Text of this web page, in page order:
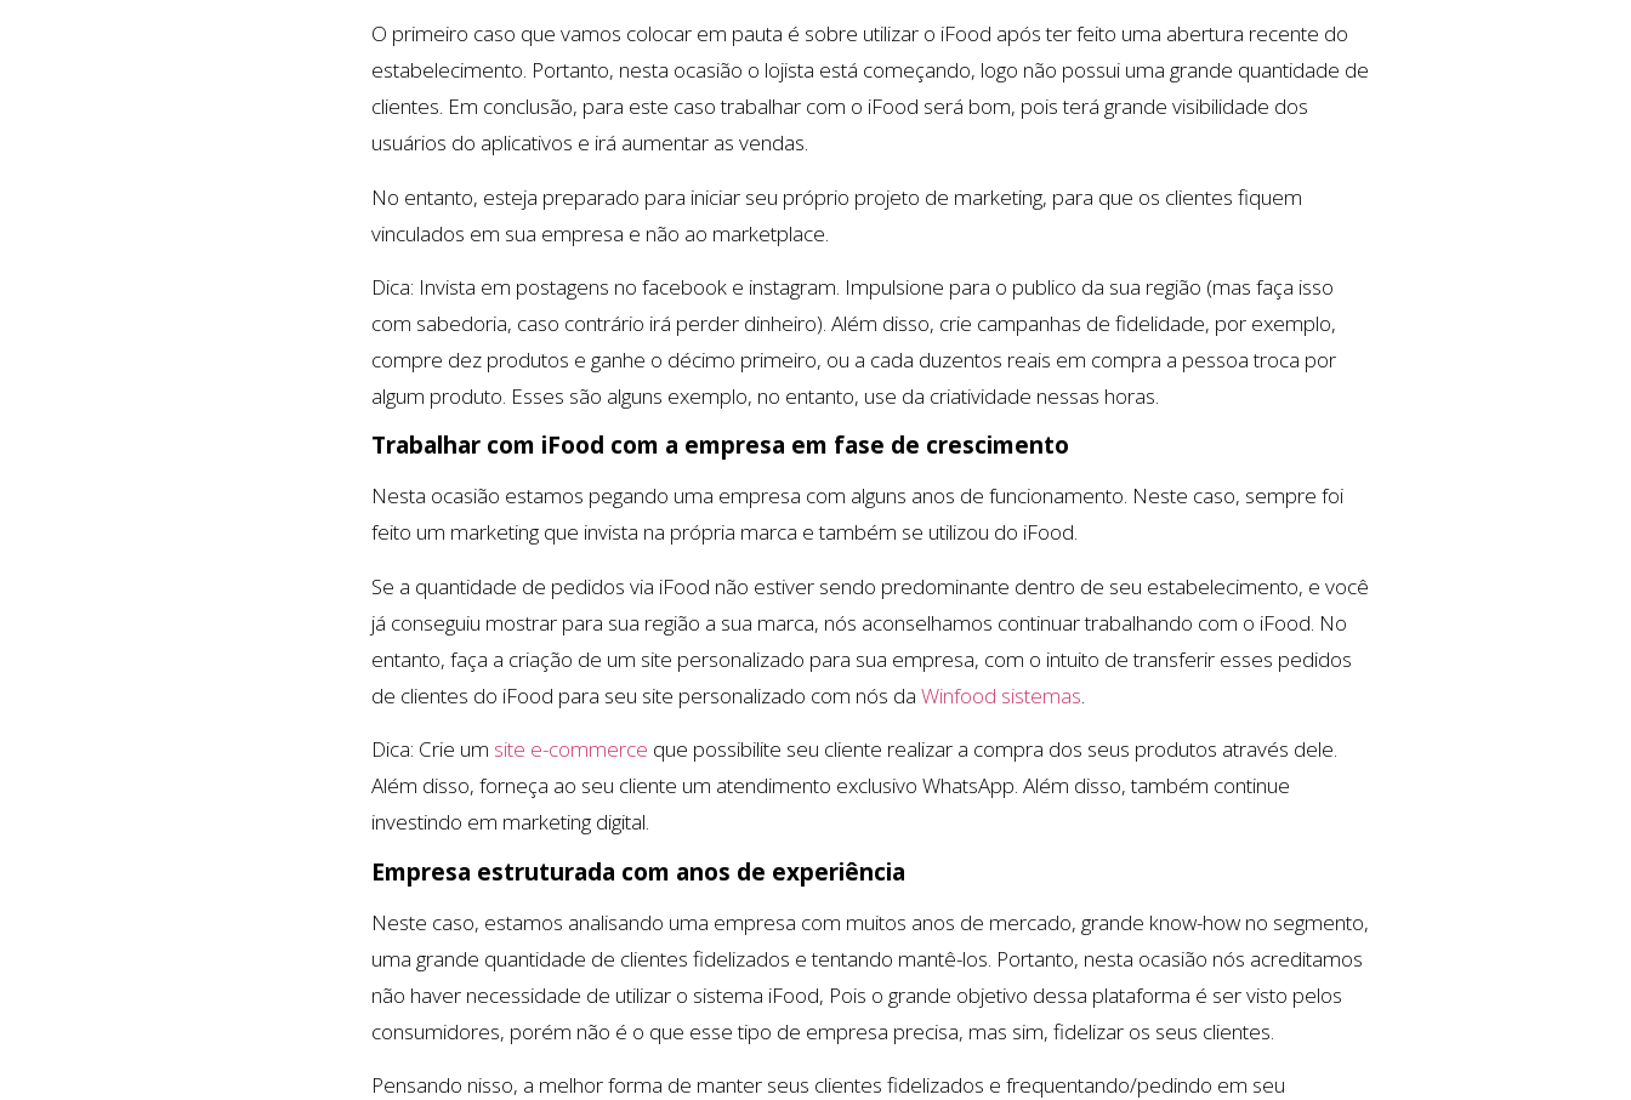
O primeiro caso que vamos colocar em pauta é sobre utilizar o iFood após ter feito uma abertura recente do
estabelecimento. Portanto, nesta ocasião o lojista está começando, logo não possui uma grande quantidade de
clientes. Em conclusão, para este caso trabalhar com o iFood será bom, pois terá grande visibilidade dos
usuários do aplicativos e irá aumentar as vendas.
No entanto, esteja preparado para iniciar seu próprio projeto de marketing, para que os clientes fiquem
vinculados em sua empresa e não ao marketplace.
Dica: Invista em postagens no facebook e instagram. Impulsione para o publico da sua região (mas faça isso
com sabedoria, caso contrário irá perder dinheiro). Além disso, crie campanhas de fidelidade, por exemplo,
compre dez produtos e ganhe o décimo primeiro, ou a cada duzentos reais em compra a pessoa troca por
algum produto. Esses são alguns exemplo, no entanto, use da criatividade nessas horas.
Trabalhar com iFood com a empresa em fase de crescimento
Nesta ocasião estamos pegando uma empresa com alguns anos de funcionamento. Neste caso, sempre foi
feito um marketing que invista na própria marca e também se utilizou do iFood.
Se a quantidade de pedidos via iFood não estiver sendo predominante dentro de seu estabelecimento, e você
já conseguiu mostrar para sua região a sua marca, nós aconselhamos continuar trabalhando com o iFood. No
entanto, faça a criação de um site personalizado para sua empresa, com o intuito de transferir esses pedidos
de clientes do iFood para seu site personalizado com nós daWinfood sistemas.
Dica: Crie um site e-commerce que possibilite seu cliente realizar a compra dos seus produtos através dele.
Além disso, forneça ao seu cliente um atendimento exclusivo WhatsApp. Além disso, também continue
investindo em marketing digital.
Empresa estruturada com anos de experiência
Neste caso, estamos analisando uma empresa com muitos anos de mercado, grande know-how no segmento,
uma grande quantidade de clientes fidelizados e tentando mantê-los. Portanto, nesta ocasião nós acreditamos
não haver necessidade de utilizar o sistema iFood, Pois o grande objetivo dessa plataforma é ser visto pelos
consumidores, porém não é o que esse tipo de empresa precisa, mas sim, fidelizar os seus clientes.
Pensando nisso, a melhor forma de manter seus clientes fidelizados e frequentando/pedindo em seu